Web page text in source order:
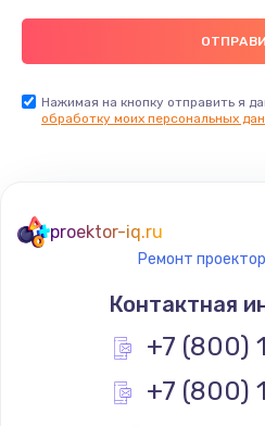
Нажимая на кнопку отправить я
обработку моих персональных
proektor-iq.ru
Ремонт
Контактная
+7 (800)
+7 (800)